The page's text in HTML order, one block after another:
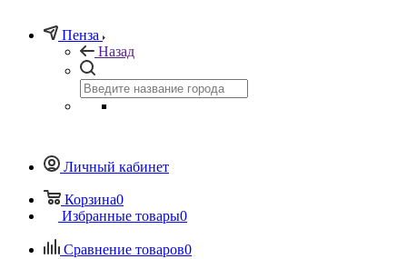
Пенза
Назад
Личный кабинет
Корзина0
Избранные товары0
Сравнение товаров0